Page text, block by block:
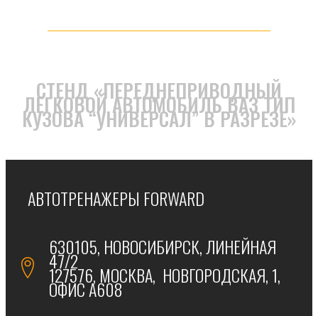
СТЕНД «ПЕРЕДНЕПРИВОДНЫЙ
ЛЕГКОВОЙ АВТОМОБИЛЬ ВАЗ ТИП
КУЗОВА “УНИВЕРСАЛ” В РАЗРЕЗЕ»
АВТОТРЕНАЖЕРЫ FORWARD
630105, НОВОСИБИРСК, ЛИНЕЙНАЯ
47/2
127576, МОСКВА, НОВГОРОДСКАЯ, 1,
ОФИС А608